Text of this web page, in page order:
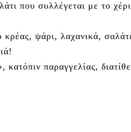
που συλλέγεται με το
κρέας, ψάρι, λαχανικά,
παραγγελίας,